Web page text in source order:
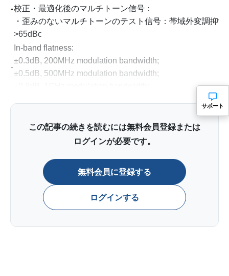
校正・最適化後のマルチトーン信号：
・歪みのないマルチトーンのテスト信号：帯域外変調抑制
>65dBc
In-band flatness:
±0.3dB, 200MHz modulation bandwidth;
±0.5dB, 500MHz modulation bandwidth;
2GHzの帯域幅、マルチトーン信号エンハンスメントキャ
ブレーションをサポート
・ノッチのあるガウスノイズをシミュレート：ノッチ深さ
Ceyear 1466-V Vector Signal Generator 製品概要
この記事の続きを読むには無料会員登録または
ログインが必要です。
無料会員に登録する
ログインする
サポート